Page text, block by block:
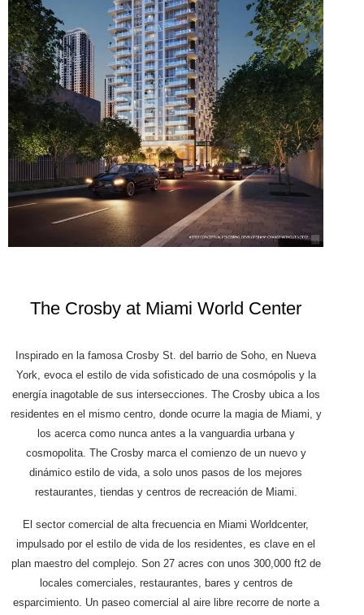
The Crosby at Miami World Center
Inspirado en la famosa Crosby St. del barrio de Soho, en Nueva
York, evoca el estilo de vida sofisticado de una cosmópolis y la
energía inagotable de sus intersecciones. The Crosby ubica a los
residentes en el mismo centro, donde ocurre la magia de Miami, y
los acerca como nunca antes a la vanguardia urbana y
cosmopolita. The Crosby marca el comienzo de un nuevo y
dinámico estilo de vida, a solo unos pasos de los mejores
restaurantes, tiendas y centros de recreación de Miami.
El sector comercial de alta frecuencia en Miami Worldcenter,
impulsado por el estilo de vida de los residentes, es clave en el
plan maestro del complejo. Son 27 acres con unos 300,000 ft2 de
locales comerciales, restaurantes, bares y centros de
esparcimiento. Un paseo comercial al aire libre recorre de norte a